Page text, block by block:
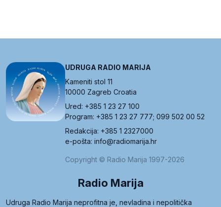
UDRUGA RADIO MARIJA
Kameniti stol 11
10000 Zagreb Croatia
Ured: +385 1 23 27 100
Program: +385 1 23 27 777; 099 502 00 52
Redakcija: +385 1 2327000
e-pošta: info@radiomarija.hr
Copyright © Radio Marija 1997-2026
Radio Marija
Udruga Radio Marija neprofitna je, nevladina i nepolitička